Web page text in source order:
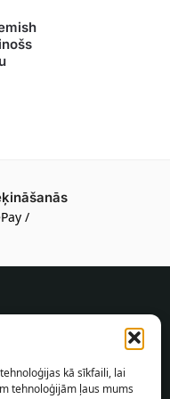
kā sīkfaili, lai
tehnoloģijām ļaus mums
/